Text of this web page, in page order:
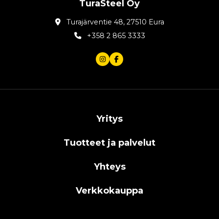
TuraSteel Oy
Turajärventie 48, 27510 Eura
+358 2 865 3333
Yritys
Tuotteet ja palvelut
Yhteys
Verkkokauppa